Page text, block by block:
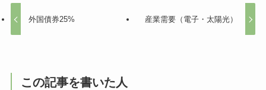
外国債券25% 産業需要（電子・太陽光）
この記事を書いた人